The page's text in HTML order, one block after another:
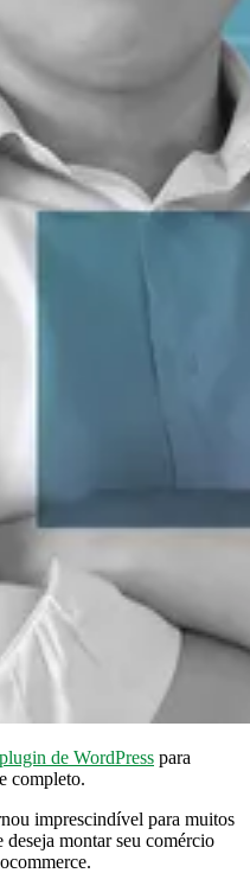
plugin de WordPress para
completo.
imprescindível para muitos
montar seu comércio